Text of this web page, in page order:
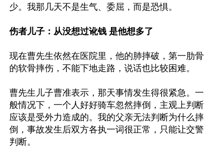
少。我那几天不是生气、委屈，而是恐惧。
伤者儿子：从没想过讹钱 是他想多了
现在曹先生依然在医院里，他的肺摔破，第一肋骨
的软骨摔伤，不能下地走路，说话也比较困难。
曹先生儿子曹准表示，那天事情发生得很紧急。一
般情况下，一个人好好骑车忽然摔倒，主观上判断
应该是受外力造成的。我的父亲无法判断为什么摔
倒，事故发生后双方各执一词很正常，只能让交警
判断。